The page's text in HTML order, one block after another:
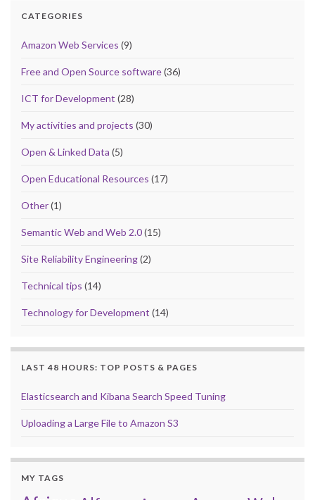
CATEGORIES
Amazon Web Services (9)
Free and Open Source software(36)
ICT for Development (28)
My activities and projects (30)
Open & Linked Data (5)
Open Educational Resources (17)
Other(1)
Semantic Web and Web 2.0(15)
Site Reliability Engineering(2)
Technical tips (14)
Technology for Development (14)
LAST 48 HOURS: TOP POSTS & PAGES
Elasticsearch and Kibana Search Speed Tuning
Uploading a Large File to Amazon S3
MY TAGS